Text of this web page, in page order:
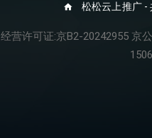
松松云上推广 -
经营许可证:京B2-20242955 京